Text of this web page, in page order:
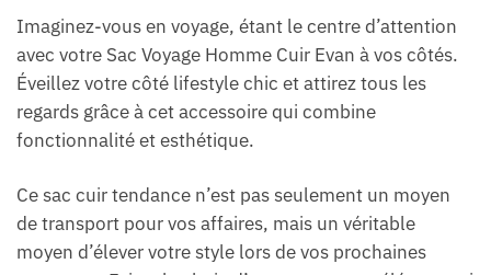
Imaginez-vous en voyage, étant le centre d’attention
avec votre Sac Voyage Homme Cuir Evan à vos côtés.
Éveillez votre côté lifestyle chic et attirez tous les
regards grâce à cet accessoire qui combine
fonctionnalité et esthétique.
Ce sac cuir tendance n’est pas seulement un moyen
de transport pour vos affaires, mais un véritable
moyen d’élever votre style lors de vos prochaines